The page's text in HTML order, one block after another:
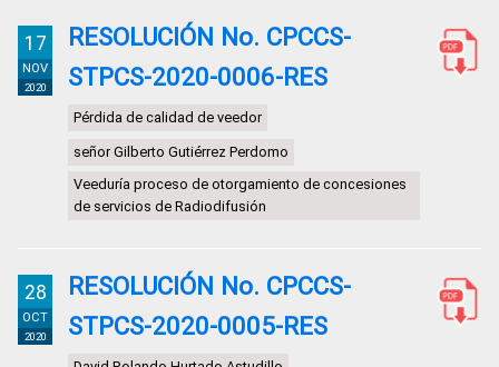
17
NOV
2020
RESOLUCIÓN No. CPCCS-
STPCS-2020-0006-RES
Pérdida de calidad de veedor
señor Gilberto Gutiérrez Perdomo
Veeduría proceso de otorgamiento de concesiones
de servicios de Radiodifusión
28
OCT
2020
RESOLUCIÓN No. CPCCS-
STPCS-2020-0005-RES